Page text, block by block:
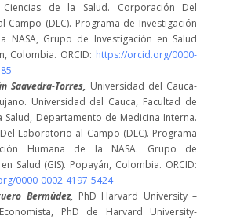
de la Salud. Corporación Del
Campo (DLC). Programa de Investigación
NASA, Grupo de Investigación en Salud
Colombia. ORCID: https://orcid.org/0000-
Saavedra-Torres, Universidad del Cauca-
Universidad del Cauca, Facultad de
Salud, Departamento de Medicina Interna.
Laboratorio al Campo (DLC). Programa
Humana de la NASA. Grupo de
Salud (GIS). Popayán, Colombia. ORCID:
0000-0002-4197-5424
Bermúdez, PhD Harvard University –
PhD de Harvard University-